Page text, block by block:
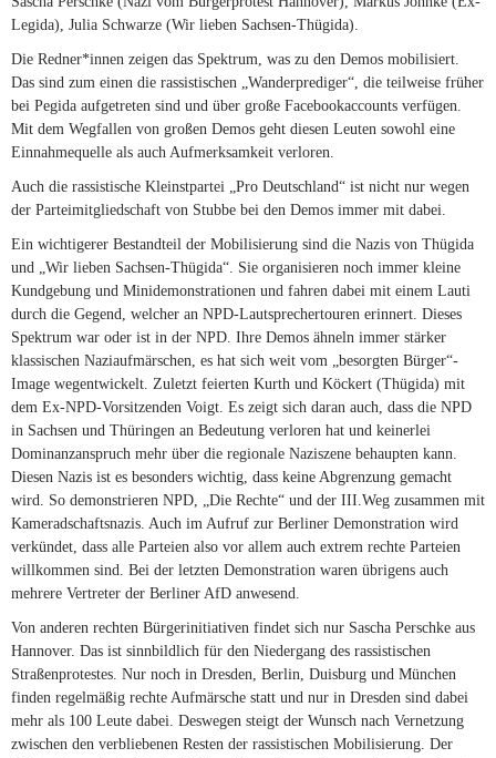
Legida), Julia Schwarze (Wir lieben Sachsen-Thügida).
Die Redner*innen zeigen das Spektrum, was zu den Demos mobilisiert.
Das sind zum einen die rassistischen „Wanderprediger“, die teilweise früher
bei Pegida aufgetreten sind und über große Facebookaccounts verfügen.
Mit dem Wegfallen von großen Demos geht diesen Leuten sowohl eine
Einnahmequelle als auch Aufmerksamkeit verloren.
Auch die rassistische Kleinstpartei „Pro Deutschland“ ist nicht nur wegen
der Parteimitgliedschaft von Stubbe bei den Demos immer mit dabei.
Ein wichtigerer Bestandteil der Mobilisierung sind die Nazis von Thügida
und „Wir lieben Sachsen-Thügida“. Sie organisieren noch immer kleine
Kundgebung und Minidemonstrationen und fahren dabei mit einem Lauti
durch die Gegend, welcher an NPD-Lautsprechertouren erinnert. Dieses
Spektrum war oder ist in der NPD. Ihre Demos ähneln immer stärker
klassischen Naziaufmärschen, es hat sich weit vom „besorgten Bürger“-
Image wegentwickelt. Zuletzt feierten Kurth und Köckert (Thügida) mit
dem Ex-NPD-Vorsitzenden Voigt. Es zeigt sich daran auch, dass die NPD
in Sachsen und Thüringen an Bedeutung verloren hat und keinerlei
Dominanzanspruch mehr über die regionale Naziszene behaupten kann.
Diesen Nazis ist es besonders wichtig, dass keine Abgrenzung gemacht
wird. So demonstrieren NPD, „Die Rechte“ und der III.Weg zusammen mit
Kameradschaftsnazis. Auch im Aufruf zur Berliner Demonstration wird
verkündet, dass alle Parteien also vor allem auch extrem rechte Parteien
willkommen sind. Bei der letzten Demonstration waren übrigens auch
mehrere Vertreter der Berliner AfD anwesend.
Von anderen rechten Bürgerinitiativen findet sich nur Sascha Perschke aus
Hannover. Das ist sinnbildlich für den Niedergang des rassistischen
Straßenprotestes. Nur noch in Dresden, Berlin, Duisburg und München
finden regelmäßig rechte Aufmärsche statt und nur in Dresden sind dabei
mehr als 100 Leute dabei. Deswegen steigt der Wunsch nach Vernetzung
zwischen den verbliebenen Resten der rassistischen Mobilisierung. Der